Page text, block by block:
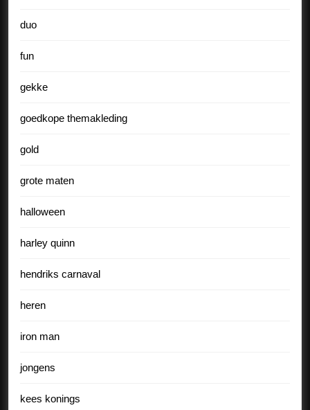
duo
fun
gekke
goedkope themakleding
gold
grote maten
halloween
harley quinn
hendriks carnaval
heren
iron man
jongens
kees konings